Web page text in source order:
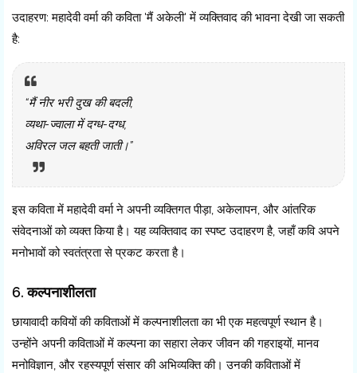
उदाहरण: महादेवी वर्मा की कविता 'मैं अकेली' में व्यक्तिवाद की भावना देखी जा सकती
है:
“मैं नीर भरी दुख की बदली,
व्यथा-ज्वाला में दग्ध-दग्ध,
अविरल जल बहती जाती।”
इस कविता में महादेवी वर्मा ने अपनी व्यक्तिगत पीड़ा, अकेलापन, और आंतरिक
संवेदनाओं को व्यक्त किया है। यह व्यक्तिवाद का स्पष्ट उदाहरण है, जहाँ कवि अपने
मनोभावों को स्वतंत्रता से प्रकट करता है।
6. कल्पनाशीलता
छायावादी कवियों की कविताओं में कल्पनाशीलता का भी एक महत्वपूर्ण स्थान है।
उन्होंने अपनी कविताओं में कल्पना का सहारा लेकर जीवन की गहराइयों, मानव
मनोविज्ञान, और रहस्यपूर्ण संसार की अभिव्यक्ति की। उनकी कविताओं में